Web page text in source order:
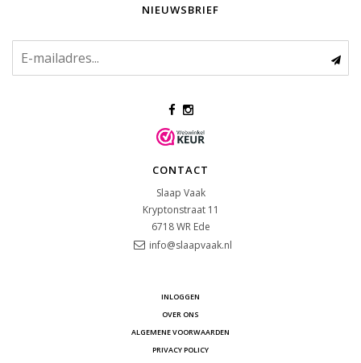
NIEUWSBRIEF
CONTACT
Slaap Vaak
Kryptonstraat 11
6718 WR Ede
info@slaapvaak.nl
INLOGGEN
OVER ONS
ALGEMENE VOORWAARDEN
PRIVACY POLICY